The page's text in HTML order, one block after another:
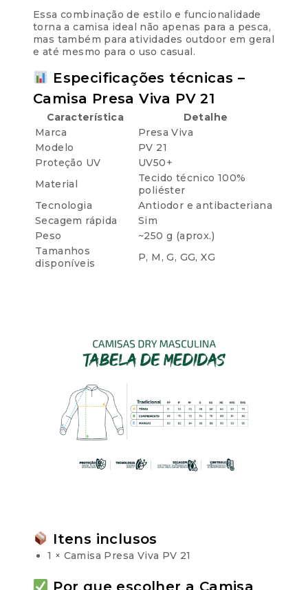
Essa combinação de estilo e funcionalidade
torna a camisa ideal não apenas para a pesca,
mas também para atividades outdoor em geral
e até mesmo para o uso casual.
Especificações técnicas –
Camisa Presa Viva PV 21
Característica
Detalhe
Marca
Presa Viva
Modelo
PV 21
Proteção UV
UV50+
Material
Tecido técnico 100%
poliéster
Tecnologia
Antiodor e antibacteriana
Secagem rápida
Sim
Peso
~250 g (aprox.)
Tamanhos
disponíveis
P, M, G, GG, XG
Itens inclusos
1 × Camisa Presa Viva PV 21
Por que escolher a Camisa